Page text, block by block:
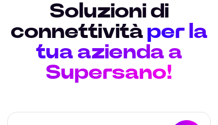
Soluzioni di
connettività per la
tua azienda a
Supersano!